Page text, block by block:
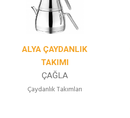
ALYA ÇAYDANLIK
TAKIMI
ÇAĞLA
Çaydanlık Takımları